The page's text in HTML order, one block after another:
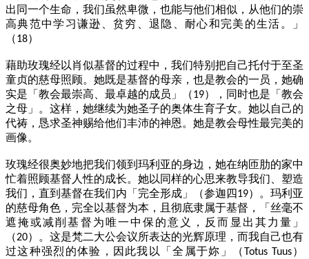
出同一个生命，我们虽然卑微，也能与他们相似，从他们的崇
高典范中学习谦逊、贫穷、退隐、耐心和完美的生活。」
（18）
藉助玫瑰经以肖似基督的过程中，我们特别把自己托付于至圣
童贞的慈母照顾。她既是基督的母亲，也是教会的一员，她确
实是「教会最崇高、最卓越的成员」（19），同时也是「教会
之母」。这样，她继续为她圣子的奥体生育子女。她以自己的
代祷，恳求圣神赐给他们丰沛的神恩。她是教会母性最完美的
画像。
玫瑰经很奥妙地把我们领到玛利亚的身边，她在纳匝肋的家中
忙着照顾基督人性的成长。她以同样的心思来教导我们、塑造
我们，直到基督在我们内「完全形成」（参迦四19）。玛利亚
的慈母角色，完全以基督为本，且彻底隶属于基督，「丝毫不
遮掩或减削基督为唯一中保的意义，反而显出其力量」
（20）。这是梵二大公会议所表达的光辉原理，而我自己也有
过这种强烈的体验，因此我以「全属于妳」（Totus Tuus）